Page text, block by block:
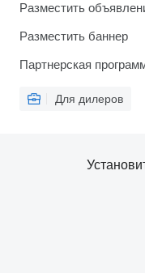
Разместить
Разместить баннер
Партнерская
Для дилеров